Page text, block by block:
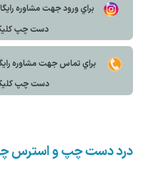
براي ورود جهت مشاوره
دست چپ
براي تماس جهت مشاوره
دست چپ
درد دست چپ و استرس چه